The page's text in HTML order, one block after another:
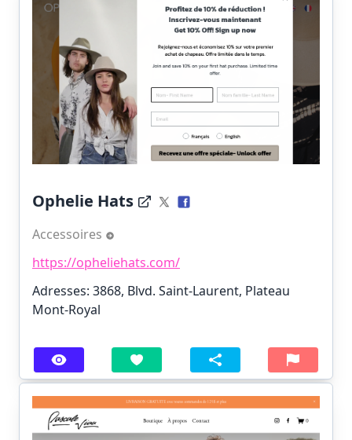
Ophelie Hats
Accessoires
https://opheliehats.com/
Adresses: 3868, Blvd. Saint-Laurent, Plateau
Mont-Royal